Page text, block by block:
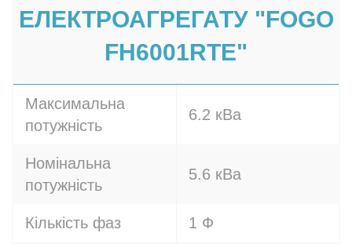
ЕЛЕКТРОАГРЕГАТУ "FOGO
FH6001RTE"
Максимальна
потужність
6.2 кВа
Номінальна
потужність
5.6 кВа
Кількість фаз 1 Ф